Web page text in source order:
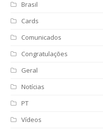
Brasil
Cards
Comunicados
Congratulações
Geral
Notícias
PT
Vídeos